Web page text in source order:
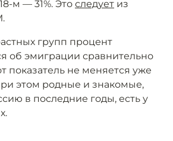
м — 31%. Это следует из
групп процент
об эмиграции сравнительно
показатель не меняется уже
этом родные и знакомые,
в последние годы, есть у